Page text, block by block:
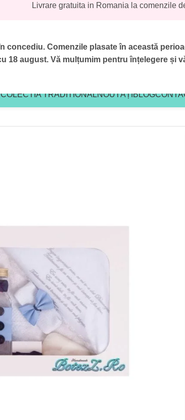
concediu. Comenzile plasate în această
18 august. Vă mulțumim pentru înțelegere și
Livrare gratuita in Romania la comenzile
COLECTIA TRADITIONALNOUTĂȚIBLOG